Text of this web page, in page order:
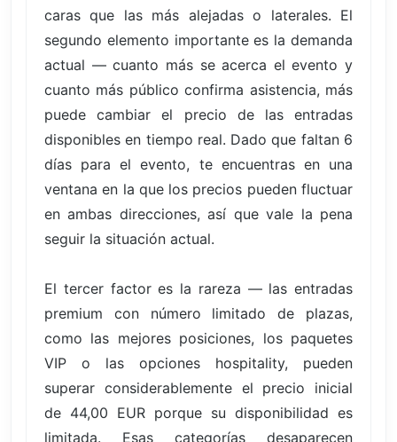
caras que las más alejadas o laterales. El
segundo elemento importante es la demanda
actual — cuanto más se acerca el evento y
cuanto más público confirma asistencia, más
puede cambiar el precio de las entradas
disponibles en tiempo real. Dado que faltan 6
días para el evento, te encuentras en una
ventana en la que los precios pueden fluctuar
en ambas direcciones, así que vale la pena
seguir la situación actual.
El tercer factor es la rareza — las entradas
premium con número limitado de plazas,
como las mejores posiciones, los paquetes
VIP o las opciones hospitality, pueden
superar considerablemente el precio inicial
de 44,00 EUR porque su disponibilidad es
limitada. Esas categorías desaparecen